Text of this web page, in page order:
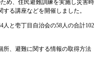
め、住民避難訓練を実施し災害時
る講座などを開催しました。
と壱丁目自治会の58人の合計102
所、避難に関する情報の取得方法